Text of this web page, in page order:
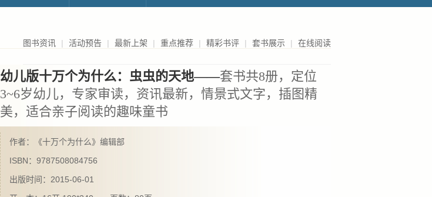
图书资讯 | 活动预告 | 最新上架 | 重点推荐 | 精彩书评 | 套书展示 | 在线阅读
幼儿版十万个为什么：虫虫的天地——套书共8册，定位
3~6岁幼儿，专家审读，资讯最新，情景式文字，插图精
美，适合亲子阅读的趣味童书
作者：《十万个为什么》编辑部
ISBN：9787508084756
出版时间：2015-06-01